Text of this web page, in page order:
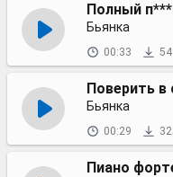
Полный
Бьянка
00:33
Поверить в
Бьянка
00:29